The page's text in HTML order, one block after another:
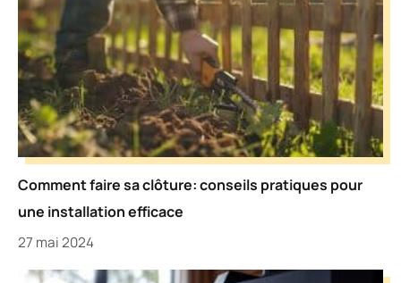
Comment faire sa clôture: conseils pratiques pour
une installation efficace
27 mai 2024